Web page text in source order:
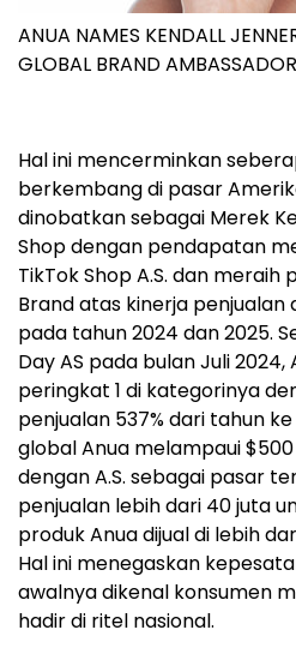
ANUA NAMES KENDALL
GLOBAL BRAND AMBASSADOR
Hal ini mencerminkan
berkembang di pasar
dinobatkan sebagai Merek
Shop dengan pendapatan
TikTok Shop A.S. dan
Brand atas kinerja penjualan
pada tahun 2024 dan 2025.
Day AS pada bulan Juli 2024,
peringkat 1 di kategorinya
penjualan 537% dari tahun
global Anua melampaui
dengan A.S. sebagai pasar
penjualan lebih dari 40 juta
produk Anua dijual di lebih
Hal ini menegaskan
awalnya dikenal konsumen
hadir di ritel nasional.